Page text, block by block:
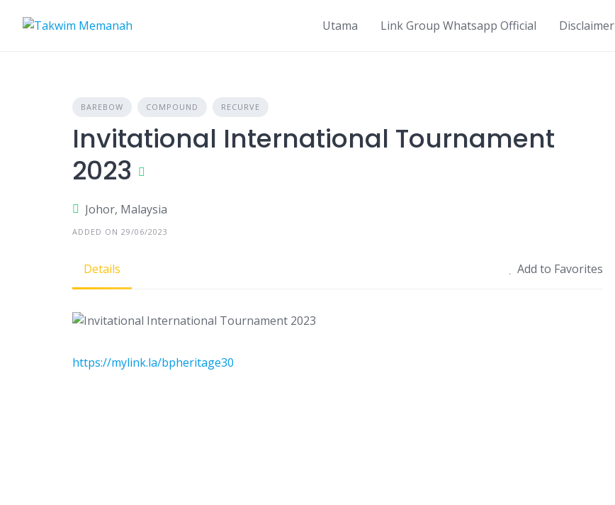
Utama Link Group Whatsapp Official Disclaimer
BAREBOW COMPOUND RECURVE
Invitational International Tournament
2023
Johor, Malaysia
ADDED ON 29/06/2023
Details Add to Favorites
https://mylink.la/bpheritage30